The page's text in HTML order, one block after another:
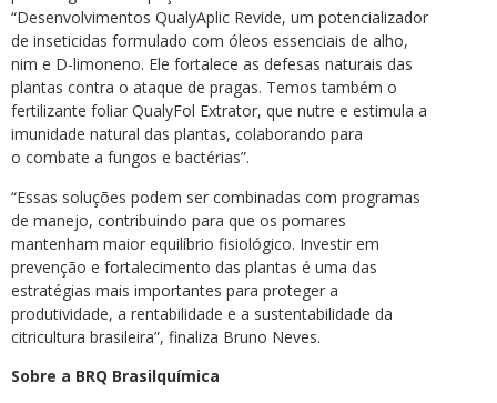
“Desenvolvimentos QualyAplic Revide, um potencializador
de inseticidas formulado com óleos essenciais de alho,
nim e D-limoneno. Ele fortalece as defesas naturais das
plantas contra o ataque de pragas. Temos também o
fertilizante foliar QualyFol Extrator, que nutre e estimula a
imunidade natural das plantas, colaborando para
o combate a fungos e bactérias”.
“Essas soluções podem ser combinadas com programas
de manejo, contribuindo para que os pomares
mantenham maior equilíbrio fisiológico. Investir em
prevenção e fortalecimento das plantas é uma das
estratégias mais importantes para proteger a
produtividade, a rentabilidade e a sustentabilidade da
citricultura brasileira”, finaliza Bruno Neves.
Sobre a BRQ Brasilquímica